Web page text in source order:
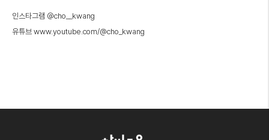
인스타그램 @cho__kwang
유튜브 www.youtube.com/@cho_kwang